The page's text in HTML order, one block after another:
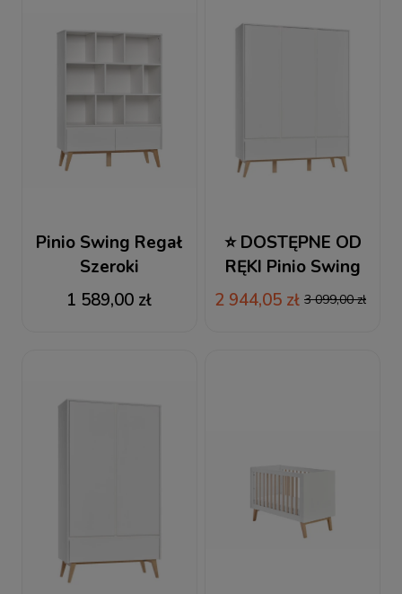
Pinio Swing Regał
Szeroki
1 589,00 zł
⭐ DOSTĘPNE OD
RĘKI Pinio Swing
Szafa 3-drzwiowa
2 944,05 zł 3 099,00 zł